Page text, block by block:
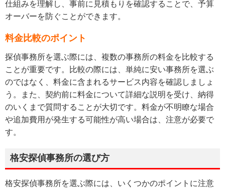
仕組みを理解し、事前に見積もりを確認することで、予算
オーバーを防ぐことができます。
料金比較のポイント
探偵事務所を選ぶ際には、複数の事務所の料金を比較する
ことが重要です。比較の際には、単純に安い事務所を選ぶ
のではなく、料金に含まれるサービス内容を確認しましょ
う。また、契約前に料金について詳細な説明を受け、納得
のいくまで質問することが大切です。料金が不明瞭な場合
や追加費用が発生する可能性が高い場合は、注意が必要で
す。
格安探偵事務所の選び方
格安探偵事務所を選ぶ際には、いくつかのポイントに注意